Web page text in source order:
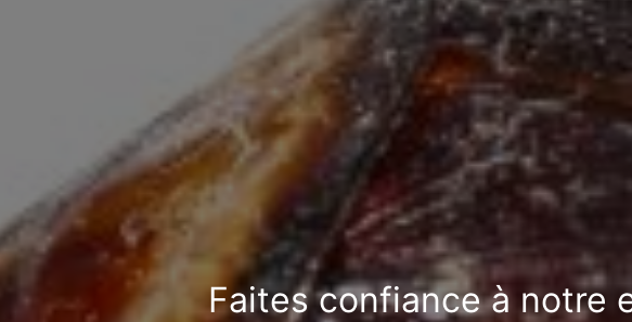
Faites confiance à notre